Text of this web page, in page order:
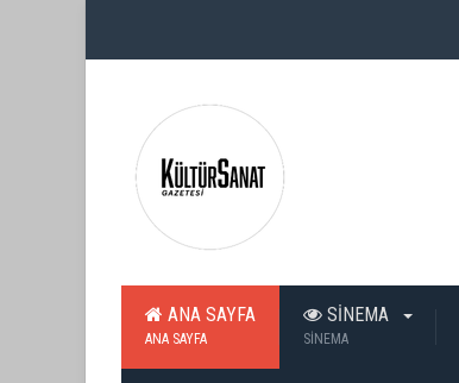
ANA SAYFA
ANA SAYFA
SİNEMA
SİNEMA